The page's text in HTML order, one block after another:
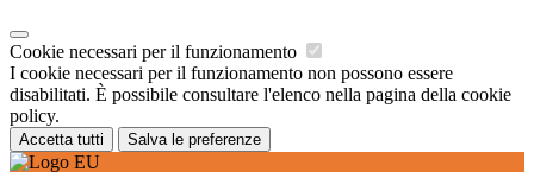
Cookie necessari per il funzionamento
I cookie necessari per il funzionamento non possono essere
disabilitati. È possibile consultare l'elenco nella pagina della cookie
policy.
Accetta tutti Salva le preferenze